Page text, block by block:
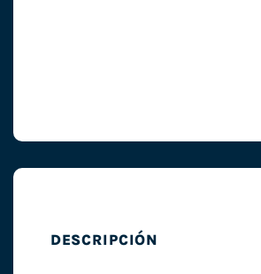
DESCRIPCIÓN